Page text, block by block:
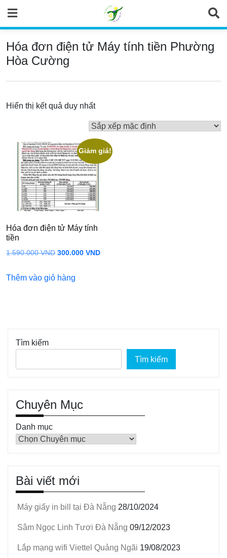
content
Hóa đơn điện tử Máy tính tiền Phường
Hòa Cường
Hiển thị kết quả duy nhất
Giảm giá!
Hóa đơn điện tử Máy tính
tiền
1.590.000VND Giá
là:
300.000 VNDGiá
Thêm vào giỏ hàng
Tìm kiếm
Tìm kiếm
Chuyên Mục
Danh mục
Bài viết mới
Máy giấy in bill tại Đà Nẵng 28/10/2024
Sâm Ngọc Linh Tươi Đà Nẵng 09/12/2023
Lắp mạng wifi Viettel Quảng Ngãi 19/08/2023